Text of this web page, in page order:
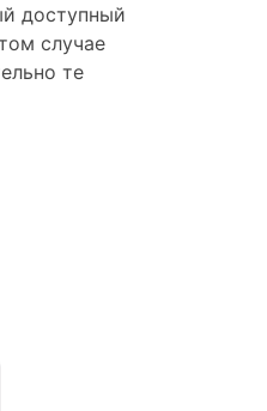
доступный
случае
те